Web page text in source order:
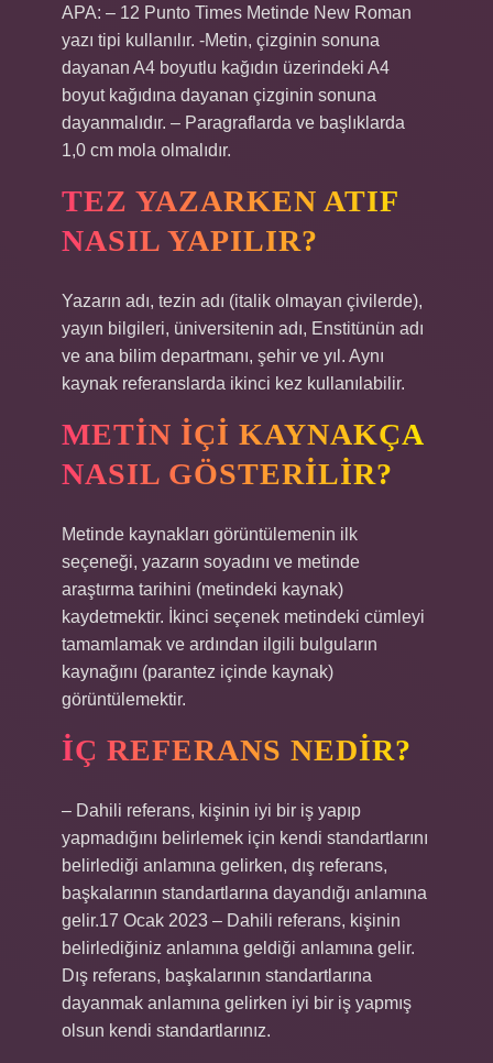
APA: – 12 Punto Times Metinde New Roman
yazı tipi kullanılır. -Metin, çizginin sonuna
dayanan A4 boyutlu kağıdın üzerindeki A4
boyut kağıdına dayanan çizginin sonuna
dayanmalıdır. – Paragraflarda ve başlıklarda
1,0 cm mola olmalıdır.
TEZ YAZARKEN ATIF
NASIL YAPILIR?
Yazarın adı, tezin adı (italik olmayan çivilerde),
yayın bilgileri, üniversitenin adı, Enstitünün adı
ve ana bilim departmanı, şehir ve yıl. Aynı
kaynak referanslarda ikinci kez kullanılabilir.
METIN IÇI KAYNAKÇA
NASIL GÖSTERILIR?
Metinde kaynakları görüntülemenin ilk
seçeneği, yazarın soyadını ve metinde
araştırma tarihini (metindeki kaynak)
kaydetmektir. İkinci seçenek metindeki cümleyi
tamamlamak ve ardından ilgili bulguların
kaynağını (parantez içinde kaynak)
görüntülemektir.
İÇ REFERANS NEDIR?
– Dahili referans, kişinin iyi bir iş yapıp
yapmadığını belirlemek için kendi standartlarını
belirlediği anlamına gelirken, dış referans,
başkalarının standartlarına dayandığı anlamına
gelir.17 Ocak 2023 – Dahili referans, kişinin
belirlediğiniz anlamına geldiği anlamına gelir.
Dış referans, başkalarının standartlarına
dayanmak anlamına gelirken iyi bir iş yapmış
olsun kendi standartlarınız.